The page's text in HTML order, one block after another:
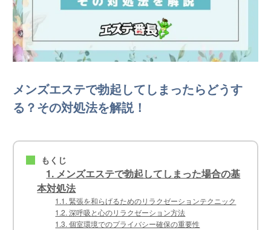
メンズエステで勃起してしまったらどうす
る？その対処法を解説！
■ もくじ
1. メンズエステで勃起してしまった場合の基
本対処法
1.1. 緊張を和らげるためのリラクゼーションテクニック
1.2. 深呼吸と心のリラクゼーション方法
1.3. 個室環境でのプライバシー確保の重要性